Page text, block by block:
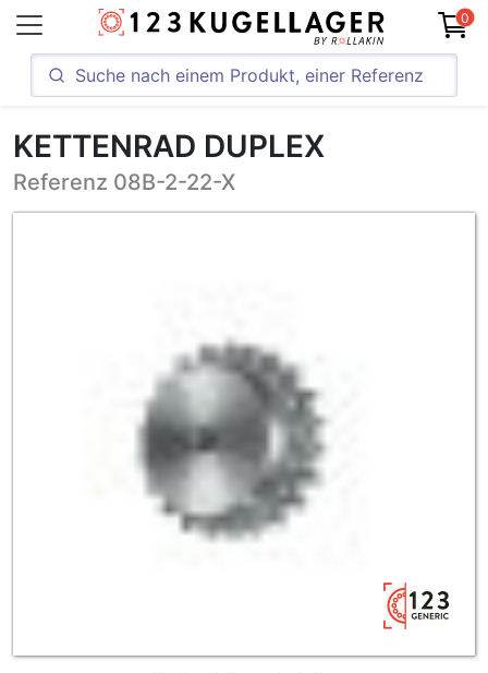
0
KETTENRAD DUPLEX
Referenz 08B-2-22-X